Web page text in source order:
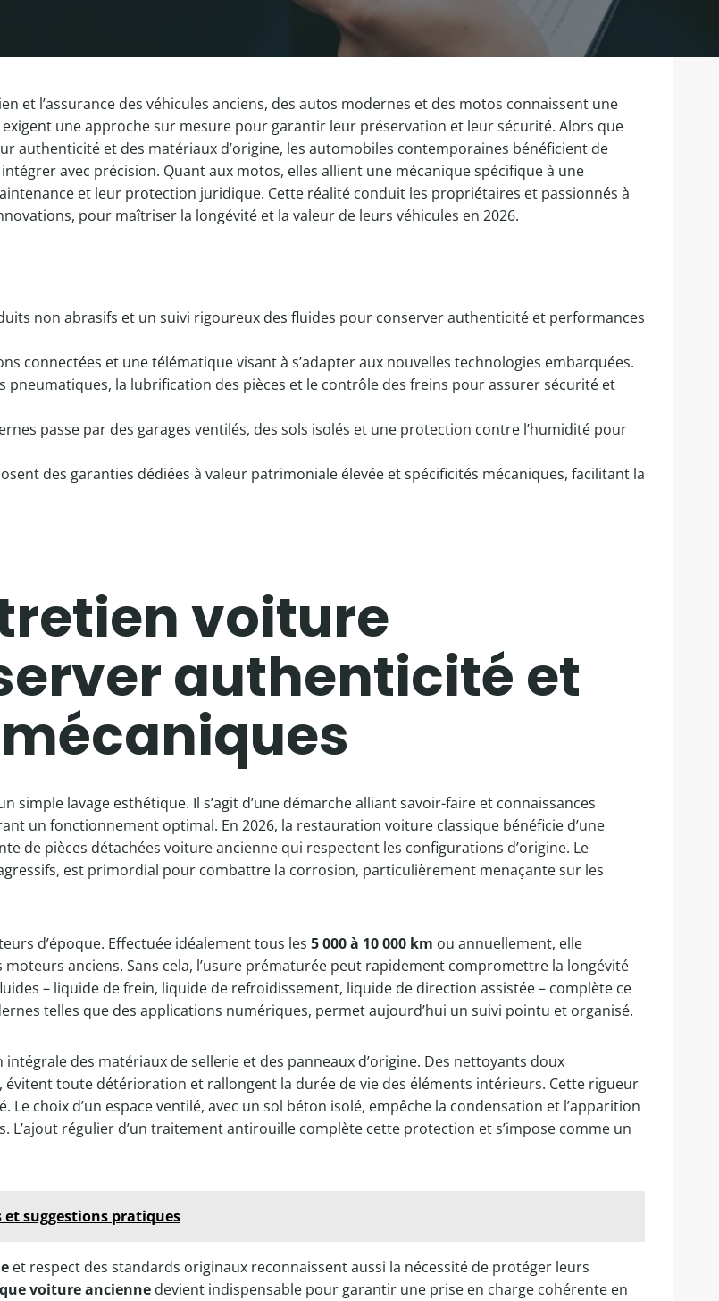
et l’assurance des véhicules anciens, des autos modernes et des motos connaissent une
une approche sur mesure pour garantir leur préservation et leur sécurité. Alors que
authenticité et des matériaux d’origine, les automobiles contemporaines bénéficient de
avec précision. Quant aux motos, elles allient une mécanique spécifique à une
et leur protection juridique. Cette réalité conduit les propriétaires et passionnés à
pour maîtriser la longévité et la valeur de leurs véhicules en 2026.
non abrasifs et un suivi rigoureux des fluides pour conserver authenticité et performances
connectées et une télématique visant à s’adapter aux nouvelles technologies embarquées.
pneumatiques, la lubrification des pièces et le contrôle des freins pour assurer sécurité et
passe par des garages ventilés, des sols isolés et une protection contre l’humidité pour
des garanties dédiées à valeur patrimoniale élevée et spécificités mécaniques, facilitant la
voiture
authenticité et
lavage esthétique. Il s’agit d’une démarche alliant savoir-faire et connaissances
un fonctionnement optimal. En 2026, la restauration voiture classique bénéficie d’une
de pièces détachées voiture ancienne qui respectent les configurations d’origine. Le
est primordial pour combattre la corrosion, particulièrement menaçante sur les
d’époque. Effectuée idéalement tous les 5 000 à 10 000 km ou annuellement, elle
anciens. Sans cela, l’usure prématurée peut rapidement compromettre la longévité
– liquide de frein, liquide de refroidissement, liquide de direction assistée – complète ce
telles que des applications numériques, permet aujourd’hui un suivi pointu et organisé.
des matériaux de sellerie et des panneaux d’origine. Des nettoyants doux
toute détérioration et rallongent la durée de vie des éléments intérieurs. Cette rigueur
choix d’un espace ventilé, avec un sol béton isolé, empêche la condensation et l’apparition
L’ajout régulier d’un traitement antirouille complète cette protection et s’impose comme un
suggestions pratiques
et respect des standards originaux reconnaissent aussi la nécessité de protéger leurs
voiture ancienne devient indispensable pour garantir une prise en charge cohérente en